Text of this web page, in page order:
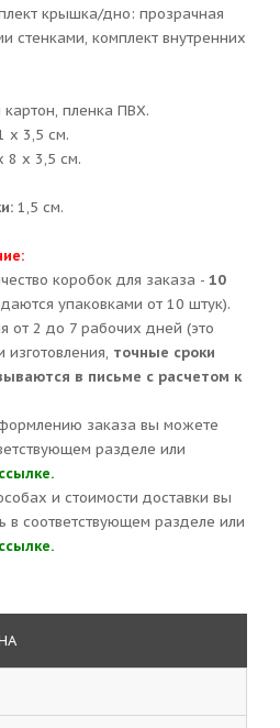
крышка/дно: прозрачная
комплект внутренних
пленка ПВХ.
х 3,5 см.
8 х 3,5 см.
1,5 см.
коробок для заказа - 10
упаковками от 10 штук).
от 2 до 7 рабочих дней (это
точные сроки
в письме с расчетом к
заказа вы можете
разделе или
и стоимости доставки вы
в соответствующем разделе или